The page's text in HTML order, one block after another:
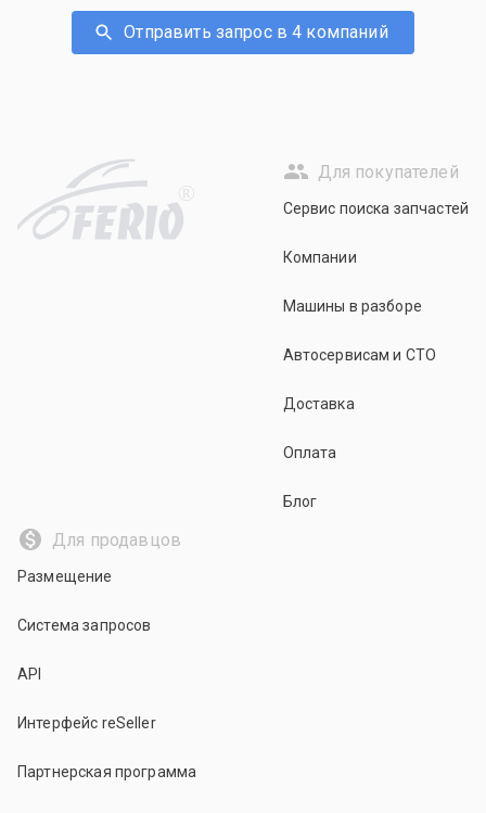
Отправить запрос в 4 компаний
R
Для покупателей
Сервис поиска запчастей
Компании
Машины в разборе
Автосервисам и СТО
Доставка
Оплата
Блог
Для продавцов
Размещение
Система запросов
API
Интерфейс reSeller
Партнерская программа